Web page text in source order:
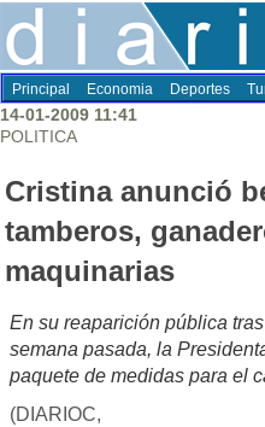
Principal Economia Deportes
14-01-2009 11:41
POLITICA
Cristina anunció
tamberos,
maquinarias
En su reaparición pública
semana pasada, la
paquete de medidas para el
(DIARIOC,